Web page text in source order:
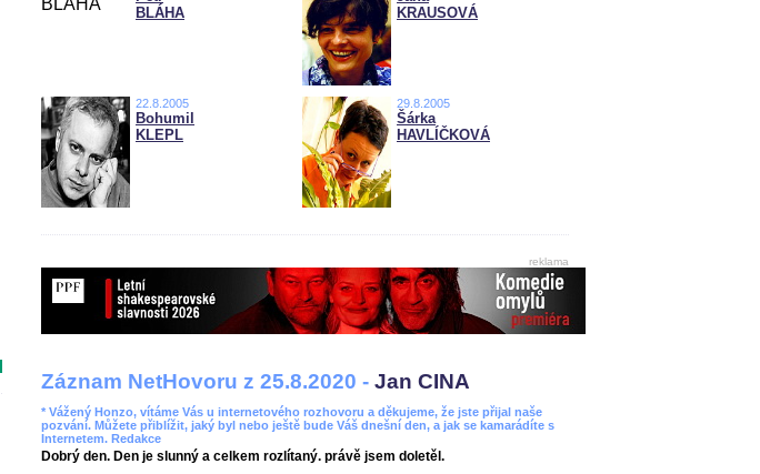
BLÁHA
KRAUSOVÁ
22.8.2005
Bohumil
KLEPL
29.8.2005
Šárka
HAVLÍČKOVÁ
reklama
Záznam NetHovoru z 25.8.2020 - Jan CINA
* Vážený Honzo, vítáme Vás u internetového rozhovoru a děkujeme, že jste přijal naše
pozvání. Můžete přiblížit, jaký byl nebo ještě bude Váš dnešní den, a jak se kamarádíte s
Internetem. Redakce
Dobrý den. Den je slunný a celkem rozlítaný. právě jsem doletěl.